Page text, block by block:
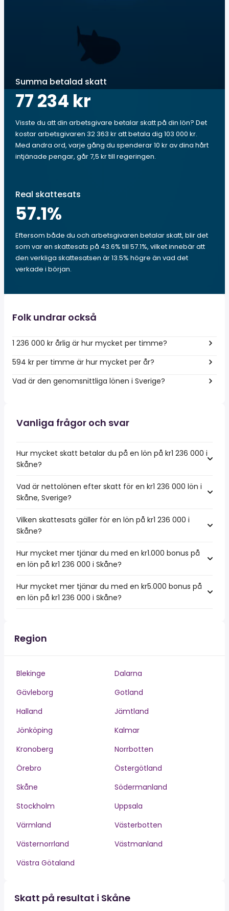
Summa betalad skatt
77 234 kr
Visste du att din arbetsgivare betalar skatt på din lön? Det
kostar arbetsgivaren 32 363 kr att betala dig 103 000 kr.
Med andra ord, varje gång du spenderar 10 kr av dina hårt
intjänade pengar, går 7,5 kr till regeringen.
Real skattesats
57.1%
Eftersom både du och arbetsgivaren betalar skatt, blir det
som var en skattesats på 43.6% till 57.1%, vilket innebär att
den verkliga skattesatsen är 13.5% högre än vad det
verkade i början.
Folk undrar också
1 236 000 kr årlig är hur mycket per timme?
594 kr per timme är hur mycket per år?
Vad är den genomsnittliga lönen i Sverige?
Vanliga frågor och svar
Hur mycket skatt betalar du på en lön på kr1 236 000 i
Skåne?
Vad är nettolönen efter skatt för en kr1 236 000 lön i
Skåne, Sverige?
Vilken skattesats gäller för en lön på kr1 236 000 i
Skåne?
Hur mycket mer tjänar du med en kr1.000 bonus på
en lön på kr1 236 000 i Skåne?
Hur mycket mer tjänar du med en kr5.000 bonus på
en lön på kr1 236 000 i Skåne?
Region
Blekinge
Dalarna
Gävleborg
Gotland
Halland
Jämtland
Jönköping
Kalmar
Kronoberg
Norrbotten
Örebro
Östergötland
Skåne
Södermanland
Stockholm
Uppsala
Värmland
Västerbotten
Västernorrland
Västmanland
Västra Götaland
Skatt på resultat i Skåne